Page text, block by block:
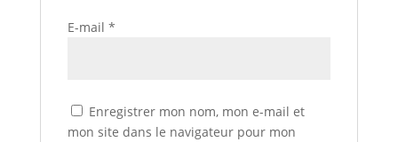
E-mail *
Enregistrer mon nom, mon e-mail et
mon site dans le navigateur pour mon